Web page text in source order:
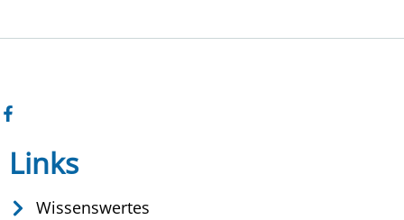
Links
Wissenswertes